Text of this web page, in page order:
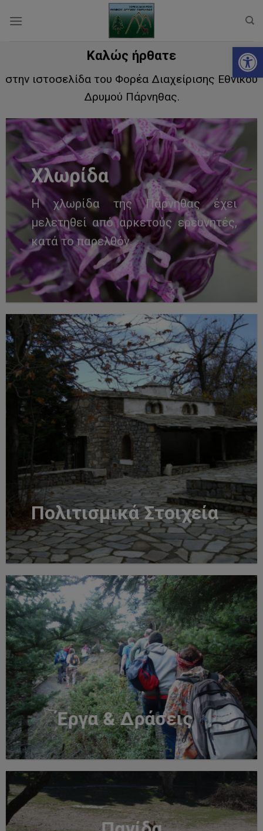
Καλώς ήρθατε
στην ιστοσελίδα του Φορέα Διαχείρισης Εθνικού
Δρυμού Πάρνηθας.
Χλωρίδα
Η χλωρίδα της Πάρνηθας έχει
μελετηθεί από αρκετούς ερευνητές,
κατά το παρελθόν.
Πολιτισμικά Στοιχεία
Έργα & Δράσεις